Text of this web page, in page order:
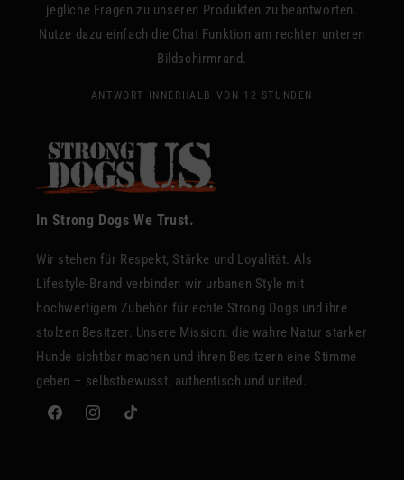
jegliche Fragen zu unseren Produkten zu beantworten.
Nutze dazu einfach die Chat Funktion am rechten unteren
Bildschirmrand.
ANTWORT INNERHALB VON 12 STUNDEN
In Strong Dogs We Trust.
Wir stehen für Respekt, Stärke und Loyalität. Als
Lifestyle-Brand verbinden wir urbanen Style mit
hochwertigem Zubehör für echte Strong Dogs und ihre
stolzen Besitzer. Unsere Mission: die wahre Natur starker
Hunde sichtbar machen und ihren Besitzern eine Stimme
geben – selbstbewusst, authentisch und united.
FacebookInstagramTikTok